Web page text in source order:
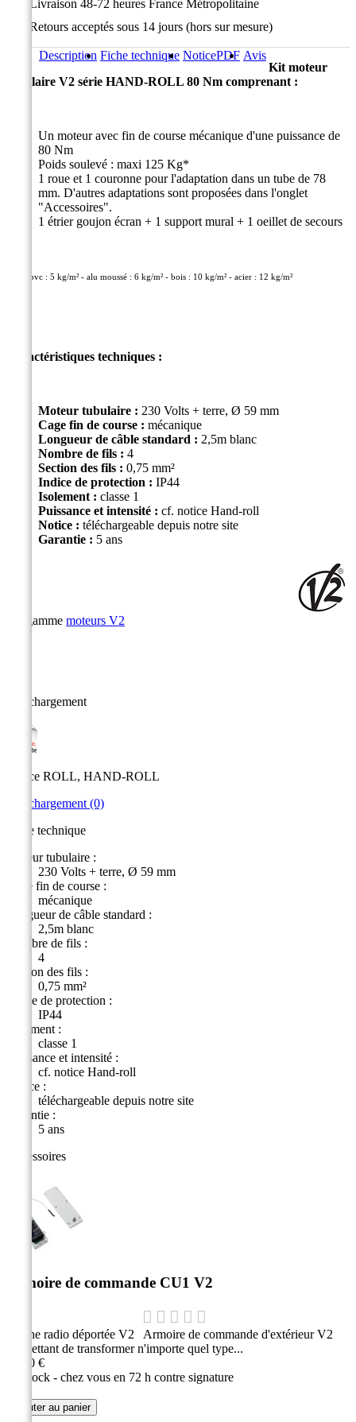
Livraison 48-72 heures France Métropolitaine
Retours acceptés sous 14 jours (hors sur mesure)
Description Fiche technique NoticePDF Avis
Kit moteur
tubulaire V2 série HAND-ROLL 80 Nm comprenant :
Un moteur avec fin de course mécanique d'une puissance de
80 Nm
Poids soulevé : maxi 125 Kg*
1 roue et 1 couronne pour l'adaptation dans un tube de 78
mm. D'autres adaptations sont proposées dans l'onglet
"Accessoires".
1 étrier goujon écran + 1 support mural + 1 oeillet de secours
* pvc : 5 kg/m² - alu moussé : 6 kg/m² - bois : 10 kg/m² - acier : 12 kg/m²
Caractéristiques techniques :
Moteur tubulaire : 230 Volts + terre, Ø 59 mm
Cage fin de course : mécanique
Longueur de câble standard : 2,5m blanc
Nombre de fils : 4
Section des fils : 0,75 mm²
Indice de protection : IP44
Isolement : classe 1
Puissance et intensité : cf. notice Hand-roll
Notice : téléchargeable depuis notre site
Garantie : 5 ans
La gamme moteurs V2
Téléchargement
Notice ROLL, HAND-ROLL
Téléchargement (0)
Fiche technique
Moteur tubulaire :
230 Volts + terre, Ø 59 mm
Cage fin de course :
mécanique
Longueur de câble standard :
2,5m blanc
Nombre de fils :
4
Section des fils :
0,75 mm²
Indice de protection :
IP44
Isolement :
classe 1
Puissance et intensité :
cf. notice Hand-roll
Notice :
téléchargeable depuis notre site
Garantie :
5 ans
Accessoires
Armoire de commande CU1 V2
Platine radio déportée V2 Armoire de commande d'extérieur V2
permettant de transformer n'importe quel type...
71,30 €
En stock - chez vous en 72 h contre signature
Ajouter au panier